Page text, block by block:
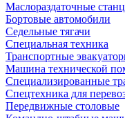
Маслораздаточные
Бортовые автомобили
Седельные тягачи
Специальная техника
Транспортные
Машина технической
Специализированные
Спецтехника для
Передвижные столовые